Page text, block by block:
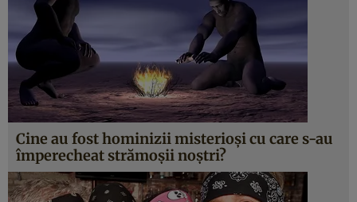
Cine au fost hominizii misterioşi cu care s-au
împerecheat strămoşii noştri?